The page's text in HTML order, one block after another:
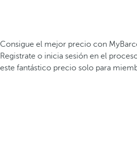
Consigue el mejor precio con
Registrate o inicia sesión en el
este fantástico precio solo para